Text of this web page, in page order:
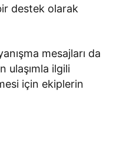
destek olarak
mesajları da
ulaşımla ilgili
için ekiplerin